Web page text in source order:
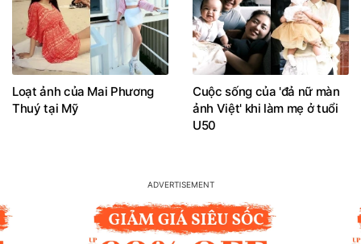
Loạt ảnh của Mai Phương
Thuý tại Mỹ
Cuộc sống của 'đả nữ màn
ảnh Việt' khi làm mẹ ở tuổi
U50